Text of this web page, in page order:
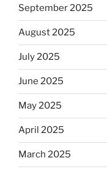
September 2025
August 2025
July 2025
June 2025
May 2025
April 2025
March 2025